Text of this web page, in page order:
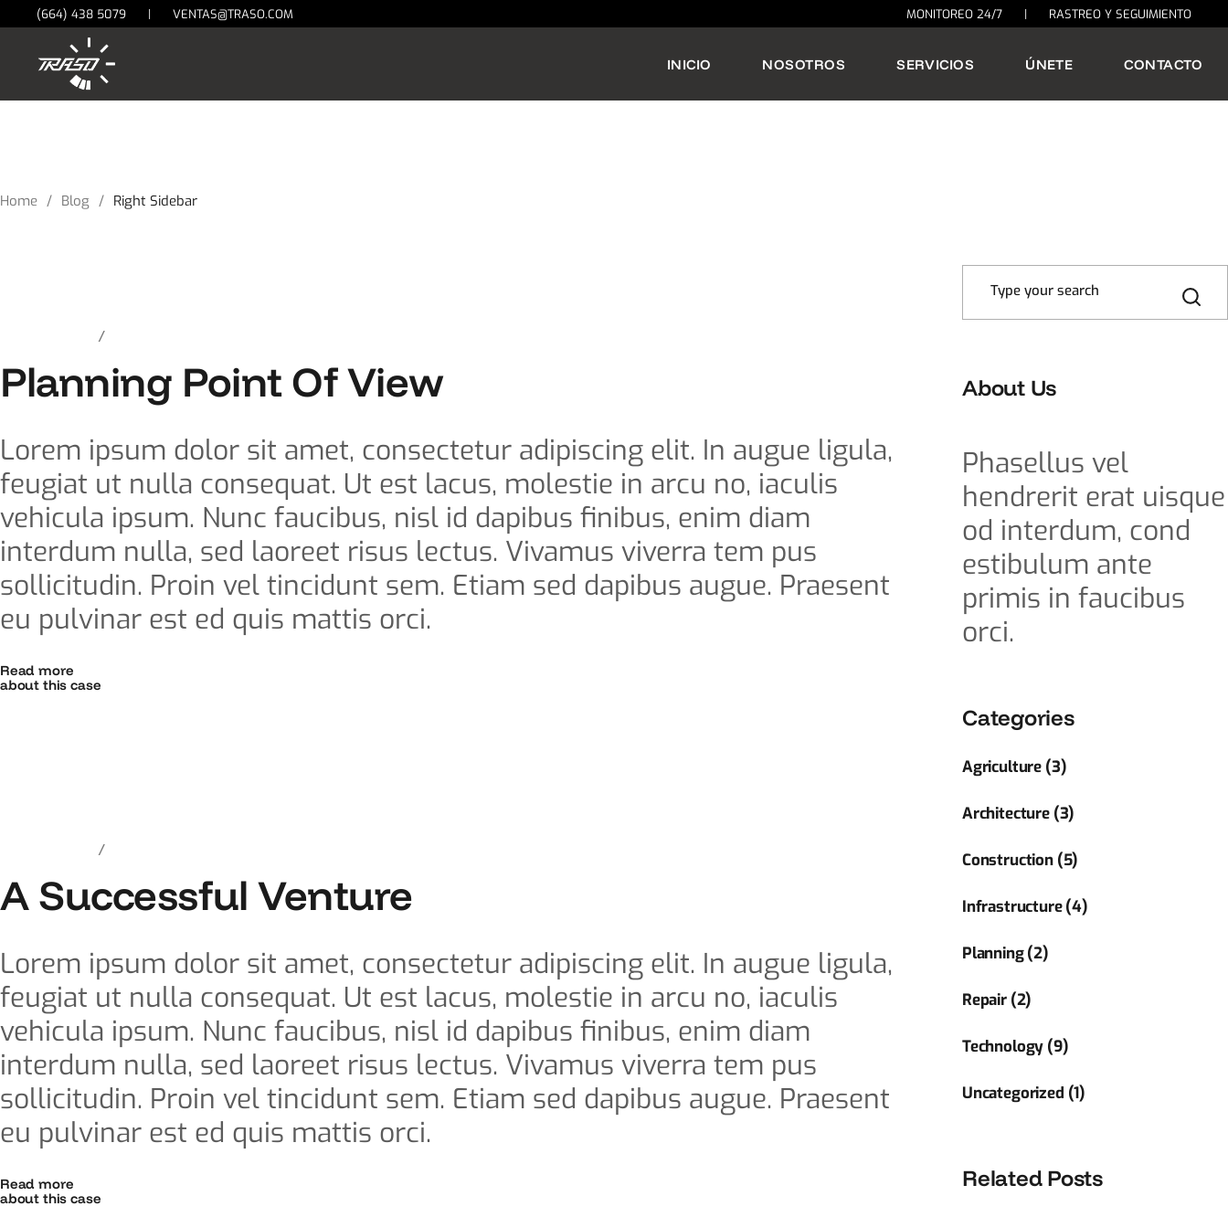
(664) 438 5079 | VENTAS@TRASO.COM MONITOREO 24/7 | RASTREO Y SEGUIMIENTO
INICIO NOSOTROS SERVICIOS ÚNETE CONTACTO
Home Blog Right Sidebar
Planning Point Of View
Lorem ipsum dolor sit amet, consectetur adipiscing elit. In augue ligula,
feugiat ut nulla consequat. Ut est lacus, molestie in arcu no, iaculis
vehicula ipsum. Nunc faucibus, nisl id dapibus finibus, enim diam
interdum nulla, sed laoreet risus lectus. Vivamus viverra tem pus
sollicitudin. Proin vel tincidunt sem. Etiam sed dapibus augue. Praesent
eu pulvinar est ed quis mattis orci.
Read more
about this case
A Successful Venture
Lorem ipsum dolor sit amet, consectetur adipiscing elit. In augue ligula,
feugiat ut nulla consequat. Ut est lacus, molestie in arcu no, iaculis
vehicula ipsum. Nunc faucibus, nisl id dapibus finibus, enim diam
interdum nulla, sed laoreet risus lectus. Vivamus viverra tem pus
sollicitudin. Proin vel tincidunt sem. Etiam sed dapibus augue. Praesent
eu pulvinar est ed quis mattis orci.
Read more
about this case
About Us
Phasellus vel
hendrerit erat uisque
od interdum, cond
estibulum ante
primis in faucibus
orci.
Categories
Agriculture (3)
Architecture (3)
Construction (5)
Infrastructure (4)
Planning (2)
Repair (2)
Technology (9)
Uncategorized (1)
Related Posts